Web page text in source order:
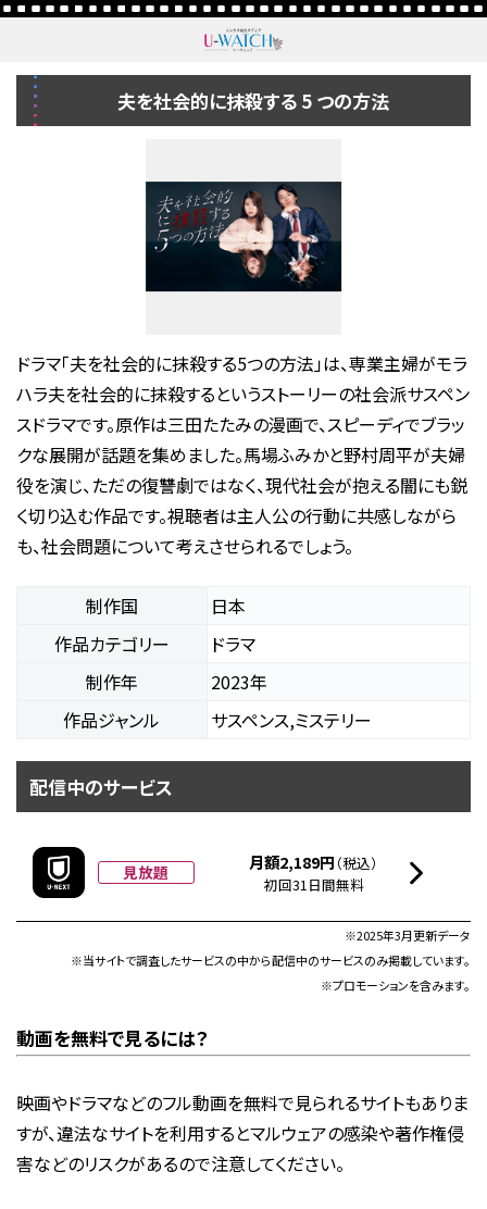
夫を社会的に抹殺する 5 つの方法
ドラマ「夫を社会的に抹殺する5つの方法」は、専業主婦がモラ
ハラ夫を社会的に抹殺するというストーリーの社会派サスペン
スドラマです。原作は三田たたみの漫画で、スピーディでブラッ
クな展開が話題を集めました。馬場ふみかと野村周平が夫婦
役を演じ、ただの復讐劇ではなく、現代社会が抱える闇にも鋭
く切り込む作品です。視聴者は主人公の行動に共感しながら
も、社会問題について考えさせられるでしょう。
制作国
日本
作品カテゴリー
ドラマ
制作年
2023年
作品ジャンル
サスペンス,ミステリー
配信中のサービス
見放題 月額2,189円 （税込）
初回31日間無料
※2025年3月更新データ
※当サイトで調査したサービスの中から配信中のサービスのみ掲載しています。
※プロモーションを含みます。
動画を無料で見るには？
映画やドラマなどのフル動画を無料で見られるサイトもありま
すが、違法なサイトを利用するとマルウェアの感染や著作権侵
害などのリスクがあるので注意してください。